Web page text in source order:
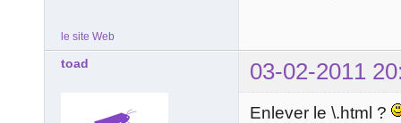
le site Web
toad 03-02-2011
Enlever le \.html ?